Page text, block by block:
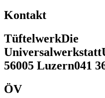
Kontakt
TüftelwerkDie
Universalwerkstatt
56005 Luzern041
ÖV